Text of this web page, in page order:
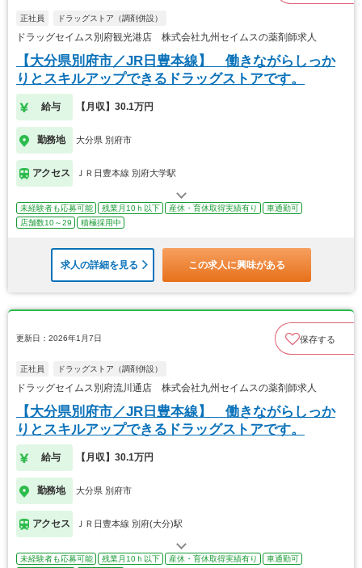
正社員 ドラッグストア（調剤併設）
ドラッグセイムス別府観光港店 株式会社九州セイムスの薬剤師求人
【大分県別府市／JR日豊本線】 働きながらしっか
りとスキルアップできるドラッグストアです。
給与 【月収】30.1万円
勤務地 大分県 別府市
アクセス ＪＲ日豊本線 別府大学駅
未経験者も応募可能 残業月10ｈ以下 産休・育休取得実績有り
車通勤可
店舗数10～29
積極採用中
求人の詳細を見る この求人に興味がある
更新日：2026年1月7日 保存する
正社員 ドラッグストア（調剤併設）
ドラッグセイムス別府流川通店 株式会社九州セイムスの薬剤師求人
【大分県別府市／JR日豊本線】 働きながらしっか
りとスキルアップできるドラッグストアです。
給与 【月収】30.1万円
勤務地 大分県 別府市
アクセス ＪＲ日豊本線 別府(大分)駅
未経験者も応募可能 残業月10ｈ以下 産休・育休取得実績有り 車通勤可